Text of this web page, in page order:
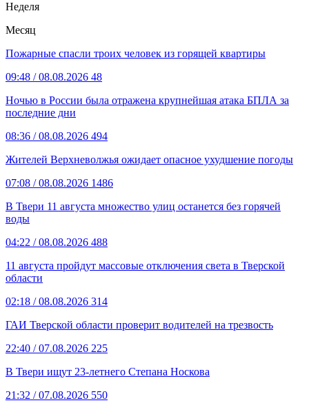
Неделя
Месяц
Пожарные спасли троих человек из горящей квартиры
09:48 / 08.08.2026 48
Ночью в России была отражена крупнейшая атака БПЛА за
последние дни
08:36 / 08.08.2026 494
Жителей Верхневолжья ожидает опасное ухудшение погоды
07:08 / 08.08.2026 1486
В Твери 11 августа множество улиц останется без горячей
воды
04:22 / 08.08.2026 488
11 августа пройдут массовые отключения света в Тверской
области
02:18 / 08.08.2026 314
ГАИ Тверской области проверит водителей на трезвость
22:40 / 07.08.2026 225
В Твери ищут 23-летнего Степана Носкова
21:32 / 07.08.2026 550